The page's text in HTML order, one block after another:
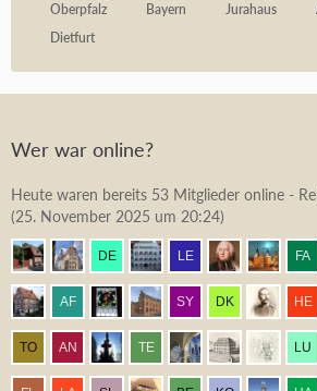
Oberpfalz Bayern Jurahaus
Dietfurt
Wer war online?
Heute waren bereits 53 Mitglieder online -
(25. November 2025 um 20:24)